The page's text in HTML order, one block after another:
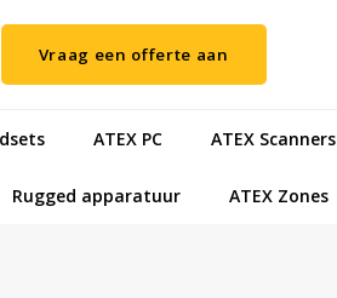
Vraag een offerte aan
ATEX PC ATEX Scanners
Rugged apparatuur ATEX Zones